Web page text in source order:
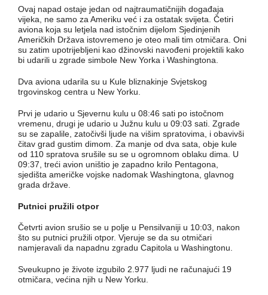
Ovaj napad ostaje jedan od najtraumatičnijih događaja
vijeka, ne samo za Ameriku već i za ostatak svijeta. Četiri
aviona koja su letjela nad istočnim dijelom Sjedinjenih
Američkih Država istovremeno je oteo mali tim otmičara. Oni
su zatim upotrijebljeni kao džinovski navođeni projektili kako
bi udarili u zgrade simbole New Yorka i Washingtona.
Dva aviona udarila su u Kule bliznakinje Svjetskog
trgovinskog centra u New Yorku.
Prvi je udario u Sjevernu kulu u 08:46 sati po istočnom
vremenu, drugi je udario u Južnu kulu u 09:03 sati. Zgrade
su se zapalile, zatočivši ljude na višim spratovima, i obavivši
čitav grad gustim dimom. Za manje od dva sata, obje kule
od 110 spratova srušile su se u ogromnom oblaku dima. U
09:37, treći avion uništio je zapadno krilo Pentagona,
sjedišta američke vojske nadomak Washingtona, glavnog
grada države.
Putnici pružili otpor
Četvrti avion srušio se u polje u Pensilvaniji u 10:03, nakon
što su putnici pružili otpor. Vjeruje se da su otmičari
namjeravali da napadnu zgradu Capitola u Washingtonu.
Sveukupno je živote izgubilo 2.977 ljudi ne računajući 19
otmičara, većina njih u New Yorku.